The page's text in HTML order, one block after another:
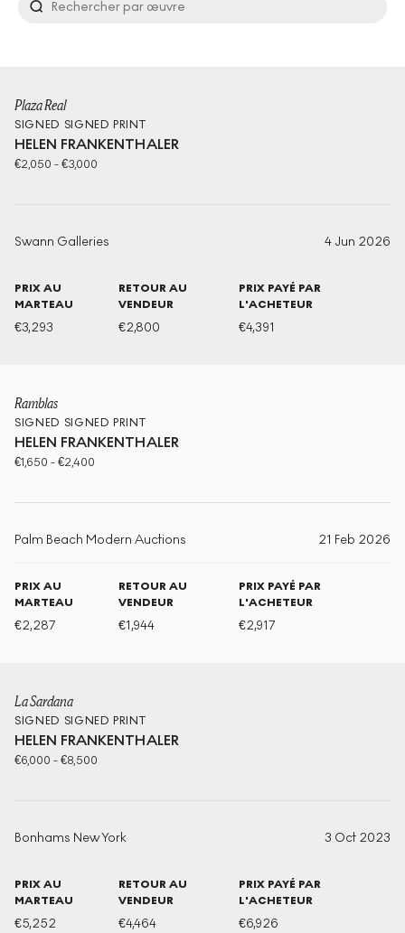
Plaza Real
SIGNED SIGNED PRINT
HELEN FRANKENTHALER
€2,050 -€3,000
Swann Galleries 4 Jun 2026
PRIX AU
MARTEAU
€3,293
RETOUR AU
VENDEUR
€2,800
PRIX PAYÉ PAR
L'ACHETEUR
€4,391
Ramblas
SIGNED SIGNED PRINT
HELEN FRANKENTHALER
€1,650 -€2,400
Palm Beach Modern Auctions 21 Feb 2026
PRIX AU
MARTEAU
€2,287
RETOUR AU
VENDEUR
€1,944
PRIX PAYÉ PAR
L'ACHETEUR
€2,917
La Sardana
SIGNED SIGNED PRINT
HELEN FRANKENTHALER
€6,000 -€8,500
Bonhams New York 3 Oct 2023
PRIX AU
MARTEAU
€5,252
RETOUR AU
VENDEUR
€4,464
PRIX PAYÉ PAR
L'ACHETEUR
€6,926